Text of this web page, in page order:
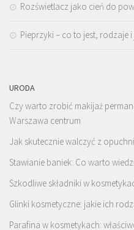
Rozświetlacz jako cień do
Pieprzyki – co to jest, rodzaje
URODA
Czy warto zrobić makijaż
Warszawa centrum
Jak skutecznie walczyć z
Stawianie baniek: Co warto
Szkodliwe składniki w
Glinki kosmetyczne: jakie ich
Parafina w kosmetykach: